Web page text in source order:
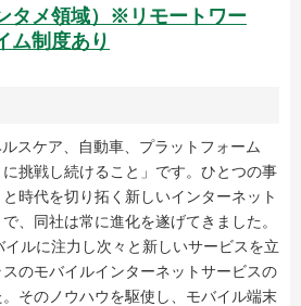
タメ領域）※リモートワー
ム制度あり
スケア、自動車、プラットフォーム
挑戦し続けること」です。ひとつの事
時代を切り拓く新しいインターネット
、同社は常に進化を遂げてきました。
ルに注力し次々と新しいサービスを立
のモバイルインターネットサービスの
そのノウハウを駆使し、モバイル端末